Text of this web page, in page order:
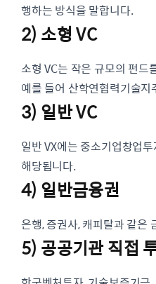
행하는 방식을 말합니다.
2) 소형 VC
소형 VC는 작은 규모의 펀드
예를 들어 산학연협력기술
3) 일반 VC
일반 VX에는 중소기업창업
해당됩니다.
4) 일반금융권
은행, 증권사, 캐피탈과 같은
5) 공공기관 직접